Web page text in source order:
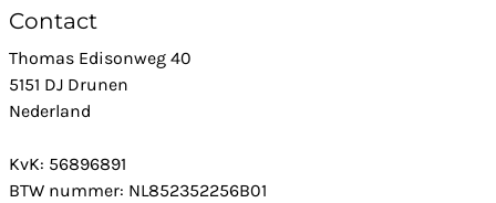
Contact
Thomas Edisonweg 40
5151 DJ Drunen
Nederland
KvK: 56896891
BTW nummer: NL852352256B01